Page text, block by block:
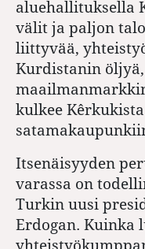
aluehallituksella
välit ja paljon
liittyvää,
Kurdistanin
kulkee
Itsenäisyyden
varassa on
Turkin uusi
Erdogan. Kuinka